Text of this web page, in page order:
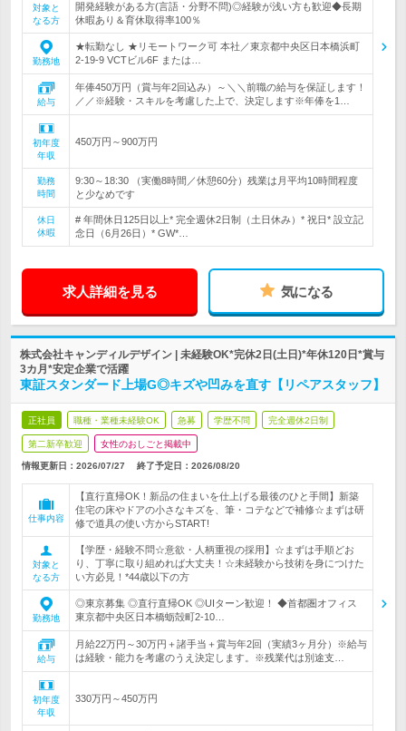
対象と
なる方
開発経験がある方(言語・分野不問)◎経験が浅い方も歓迎◆長期
休暇あり＆育休取得率100％
勤務地
★転勤なし ★リモートワーク可 本社／東京都中央区日本橋浜町
2-19-9 VCTビル6F または…
給与
年俸450万円（賞与年2回込み）～＼＼前職の給与を保証します！
／／※経験・スキルを考慮した上で、決定します※年俸を1…
初年度
年収
450万円～900万円
勤務
時間
9:30～18:30 （実働8時間／休憩60分）残業は月平均10時間程度
と少なめです
休日
休暇
# 年間休日125日以上* 完全週休2日制（土日休み）* 祝日* 設立記
念日（6月26日）* GW*…
求人詳細を見る 気になる
株式会社キャンディルデザイン | 未経験OK*完休2日(土日)*年休120日*賞与
3カ月*安定企業で活躍
東証スタンダード上場G◎キズや凹みを直す【リペアスタッフ】
正社員 職種・業種未経験OK 急募 学歴不問 完全週休2日制
第二新卒歓迎 女性のおしごと掲載中
情報更新日：2026/07/27 終了予定日： 2026/08/20
仕事内容
【直行直帰OK！新品の住まいを仕上げる最後のひと手間】新築
住宅の床やドアの小さなキズを、筆・コテなどで補修☆まずは研
修で道具の使い方からSTART!
対象と
なる方
【学歴・経験不問☆意欲・人柄重視の採用】☆まずは手順どお
り、丁寧に取り組めれば大丈夫！☆未経験から技術を身につけた
い方必見！*44歳以下の方
勤務地
◎東京募集 ◎直行直帰OK ◎UIターン歓迎！ ◆首都圏オフィス
東京都中央区日本橋蛎殻町2-10…
給与
月給22万円～30万円＋諸手当＋賞与年2回（実績3ヶ月分）※給与
は経験・能力を考慮のうえ決定します。※残業代は別途支…
初年度
年収
330万円～450万円